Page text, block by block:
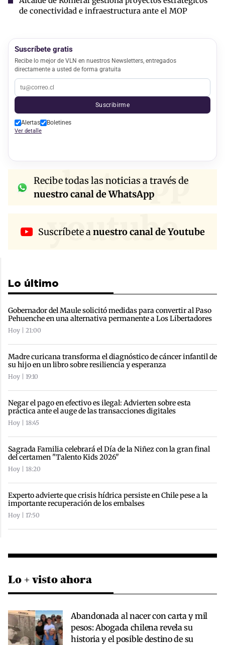
de conectividad e infraestructura ante el MOP
Suscríbete gratis
Recibe lo mejor de VLN en nuestros Newsletters, entregados
directamente a usted de forma gratuita
Suscribirme
Alertas Boletines
Ver detalle
whatsapp
Recibe todas las noticias a través de
nuestro canal de WhatsApp
youtube
Suscríbete a nuestro canal de Youtube
Lo último
Gobernador del Maule solicitó medidas para convertir al Paso
Pehuenche en una alternativa permanente a Los Libertadores
Hoy | 21:00
Madre curicana transforma el diagnóstico de cáncer infantil de
su hijo en un libro sobre resiliencia y esperanza
Hoy | 19:10
Negar el pago en efectivo es ilegal: Advierten sobre esta
práctica ante el auge de las transacciones digitales
Hoy | 18:45
Sagrada Familia celebrará el Día de la Niñez con la gran final
del certamen "Talento Kids 2026"
Hoy | 18:20
Experto advierte que crisis hídrica persiste en Chile pese a la
importante recuperación de los embalses
Hoy | 17:50
Lo + visto ahora
Abandonada al nacer con carta y mil
pesos: Abogada chilena revela su
historia y el posible destino de su